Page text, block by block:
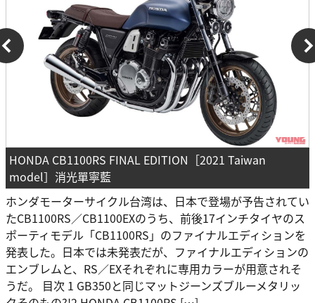
HONDA CB1100RS FINAL EDITION［2021 Taiwan
model］消光單寧藍
ホンダモーターサイクル台湾は、日本で登場が予告されてい
たCB1100RS／CB1100EXのうち、前後17インチタイヤのス
ポーティモデル「CB1100RS」のファイナルエディションを
発表した。日本では未発表だが、ファイナルエディションの
エンブレムと、RS／EXそれぞれに専用カラーが用意されそ
うだ。 目次 1 GB350と同じマットジーンズブルーメタリッ